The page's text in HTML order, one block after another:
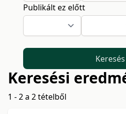
Publikált ez előtt
Keresés
Keresési
1 - 2 a 2 tételből